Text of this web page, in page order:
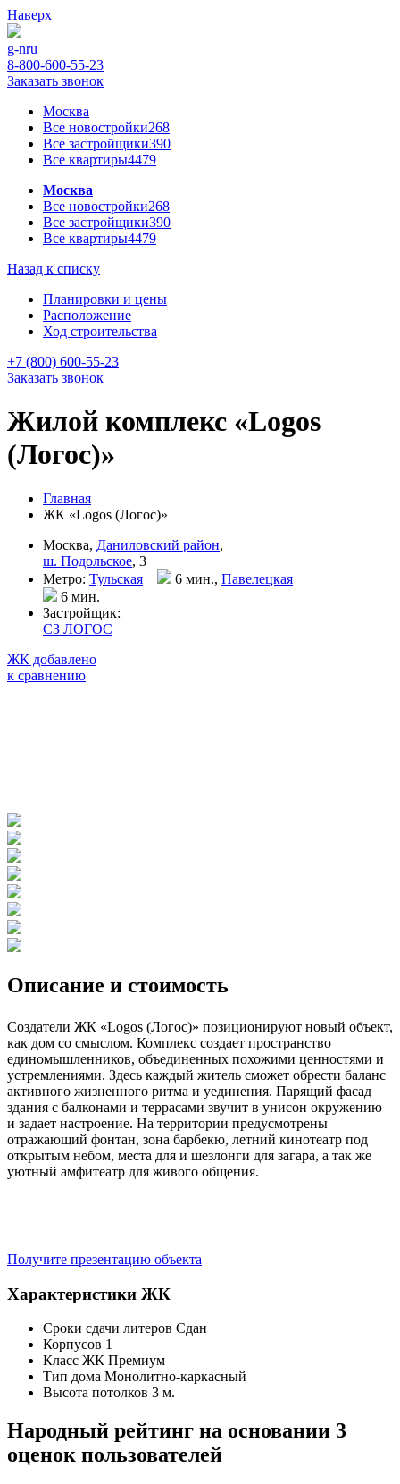
Наверх
g-nru
8-800-600-55-23
Заказать звонок
Москва
Все новостройки268
Все застройщики390
Все квартиры4479
Москва
Все новостройки268
Все застройщики390
Все квартиры4479
Назад к списку
Планировки и цены
Расположение
Ход строительства
+7 (800) 600-55-23
Заказать звонок
Жилой комплекс «Logos
(Логос)»
Главная
ЖК «Logos (Логос)»
Москва, Даниловский район,
ш. Подольское, 3
Метро: Тульская 6 мин., Павелецкая
6 мин.
Застройщик:
СЗ ЛОГОС
ЖК добавлено
к сравнению
Описание и стоимость
Создатели ЖК «Logos (Логос)» позиционируют новый объект,
как дом со смыслом. Комплекс создает пространство
единомышленников, объединенных похожими ценностями и
устремлениями. Здесь каждый житель сможет обрести баланс
активного жизненного ритма и уединения. Парящий фасад
здания с балконами и террасами звучит в унисон окружению
и задает настроение. На территории предусмотрены
отражающий фонтан, зона барбекю, летний кинотеатр под
открытым небом, места для и шезлонги для загара, а так же
уютный амфитеатр для живого общения.
Получите презентацию объекта
Характеристики ЖК
Сроки сдачи литеров Сдан
Корпусов 1
Класс ЖК Премиум
Тип дома Монолитно-каркасный
Высота потолков 3 м.
Народный рейтинг на основании 3
оценок пользователей